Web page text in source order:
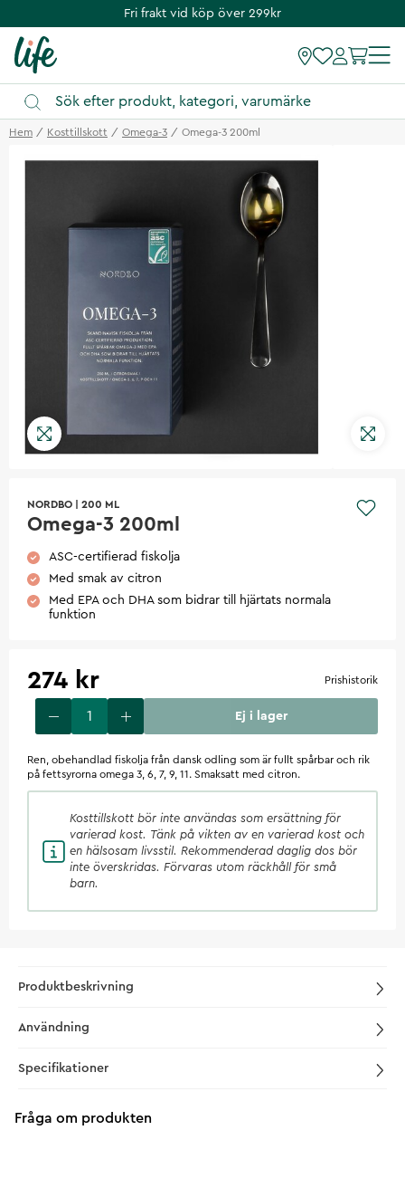
Fri frakt vid köp över 299kr
Hem Kosttillskott Omega-3 Omega-3 200ml
NORDBO 200 ML
Omega-3 200ml
ASC-certifierad fiskolja
Med smak av citron
Med EPA och DHA som bidrar till hjärtats normala
funktion
274 kr Prishistorik
Ej i lager
Ren, obehandlad fiskolja från dansk odling som är fullt spårbar och rik
på fettsyrorna omega 3, 6, 7, 9, 11. Smaksatt med citron.
Kosttillskott bör inte användas som ersättning för
varierad kost. Tänk på vikten av en varierad kost och
en hälsosam livsstil. Rekommenderad daglig dos bör
inte överskridas. Förvaras utom räckhåll för små
barn.
Produktbeskrivning
Användning
Specifikationer
Fråga om produkten